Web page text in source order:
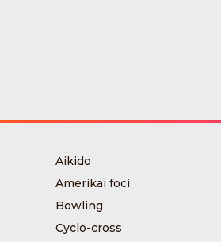
Aikido
Amerikai foci
Bowling
Cyclo-cross